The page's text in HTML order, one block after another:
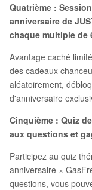
Quatrième :
anniversaire de
chaque multiple de
Avantage caché
des cadeaux
aléatoirement,
d'anniversaire
Cinquième : Quiz
aux questions et
Participez au quiz
anniversaire ×
questions, vous